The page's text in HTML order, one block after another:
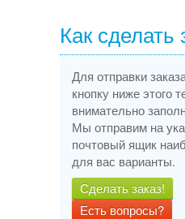
Как сделать
Для отправки
кнопку ниже этого
внимательно
Мы отправим на
почтовый ящик
для вас варианты.
Сделать заказ!
Есть вопросы?